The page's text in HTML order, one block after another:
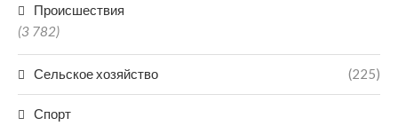
Происшествия
(3 782)
Сельское хозяйство (225)
Спорт